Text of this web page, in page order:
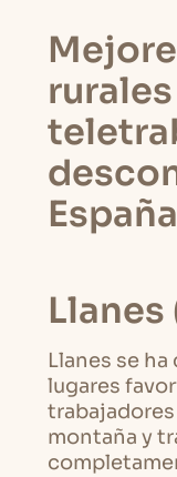
España
Llanes se
lugares
montaña y